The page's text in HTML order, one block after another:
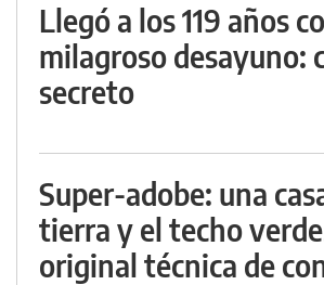
Llegó a los 119 años
milagroso desayuno:
secreto
Super-adobe: una
tierra y el techo
original técnica de